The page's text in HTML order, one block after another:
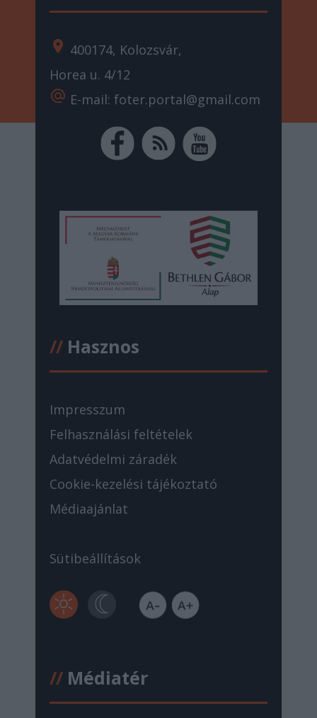
location_on 400174, Kolozsvár,
Horea u. 4/12
alternate_email E-mail: foter.portal@gmail.com
//Hasznos
Impresszum
Felhasználási feltételek
Adatvédelmi záradék
Cookie-kezelési tájékoztató
Médiaajánlat
Sütibeállítások
//Médiatér